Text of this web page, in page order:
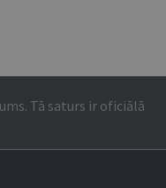
Tā saturs ir oficiālā